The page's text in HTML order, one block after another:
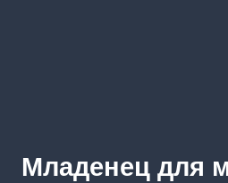
Младенец для